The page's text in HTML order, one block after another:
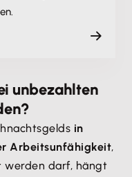
unbezahlten
in
Arbeitsunfähigkeit,
werden darf, hängt